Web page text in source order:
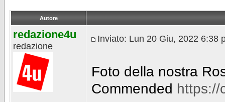
Autore
redazione4u
redazione
Inviato: Lun 20 Giu, 2022 6:38
Foto della nostra
Commended https://